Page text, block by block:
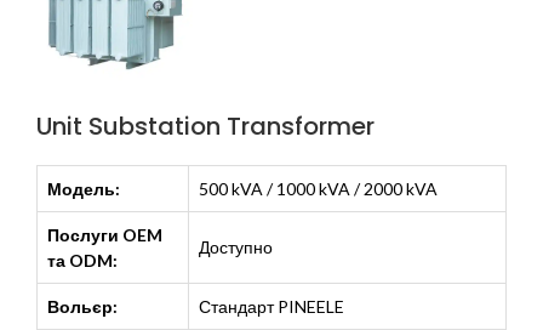
Unit Substation Transformer
Модель: 500 kVA / 1000 kVA / 2000 kVA
Послуги OEM
та ODM:
Доступно
Вольєр: Стандарт PINEELE